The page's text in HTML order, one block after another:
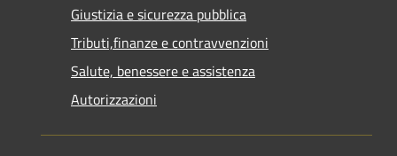
Giustizia e sicurezza pubblica
Tributi,finanze e contravvenzioni
Salute, benessere e assistenza
Autorizzazioni